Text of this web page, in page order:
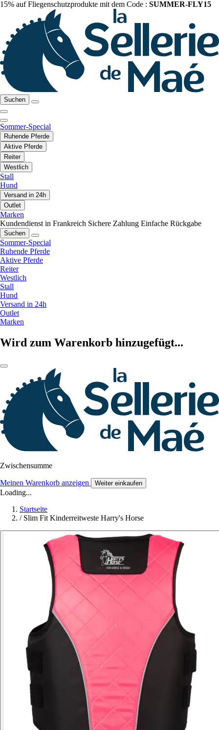
15% auf Fliegenschutzprodukte mit dem Code : SUMMER-FLY15
Suchen
Sommer-Special
Ruhende Pferde
Aktive Pferde
Reiter
Westlich
Stall
Hund
Versand in 24h
Outlet
Marken
Kundendienst in Frankreich Sichere Zahlung Einfache Rückgabe
Suchen
Sommer-Special
Ruhende Pferde
Aktive Pferde
Reiter
Westlich
Stall
Hund
Versand in 24h
Outlet
Marken
Wird zum Warenkorb hinzugefügt...
Zwischensumme
Meinen Warenkorb anzeigen Weiter einkaufen
Loading...
Startseite
/ Slim Fit Kinderreitweste Harry's Horse